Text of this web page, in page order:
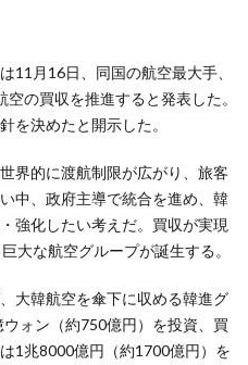
11月16日、同国の航空最大手、
の買収を推進すると発表した。
を決めたと開示した。
界的に渡航制限が広がり、旅客
中、政府主導で統合を進め、韓
強化したい考えだ。買収が実現
大な航空グループが誕生する。
大韓航空を傘下に収める韓進グ
ォン（約750億円）を投資、買
1兆8000億円（約1700億円）を